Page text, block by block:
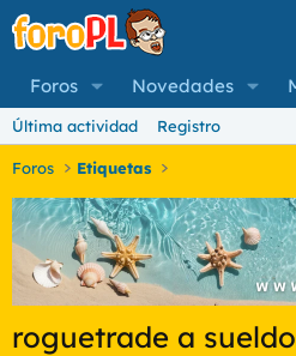
Foros Novedades
Última actividad Registro
Foros Etiquetas
roguetrade a